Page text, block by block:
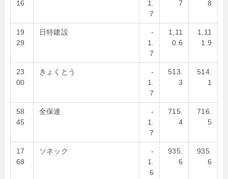
16
1.
7
7 8
19
29
日特建設
-
1.
7
1,11
0.6
1,11
1.9
23
00
きょくとう
-
1.
7
513.
3
514.
1
58
45
全保連
-
1.
7
715.
4
716.
5
17
68
ソネック
-
1.
6
935.
6
935.
6